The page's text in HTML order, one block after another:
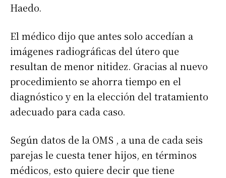
Apellidos
Número de teléfono
Haedo.
El médico dijo que antes solo accedían a
imágenes radiográficas del útero que
resultan de menor nitidez. Gracias al nuevo
procedimiento se ahorra tiempo en el
diagnóstico y en la elección del tratamiento
adecuado para cada caso.
Según datos de la OMS , a una de cada seis
parejas le cuesta tener hijos, en términos
médicos, esto quiere decir que tiene